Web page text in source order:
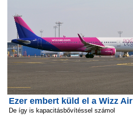
Ezer embert küld el a Wizz Air
De így is kapacitásbővítéssel számol